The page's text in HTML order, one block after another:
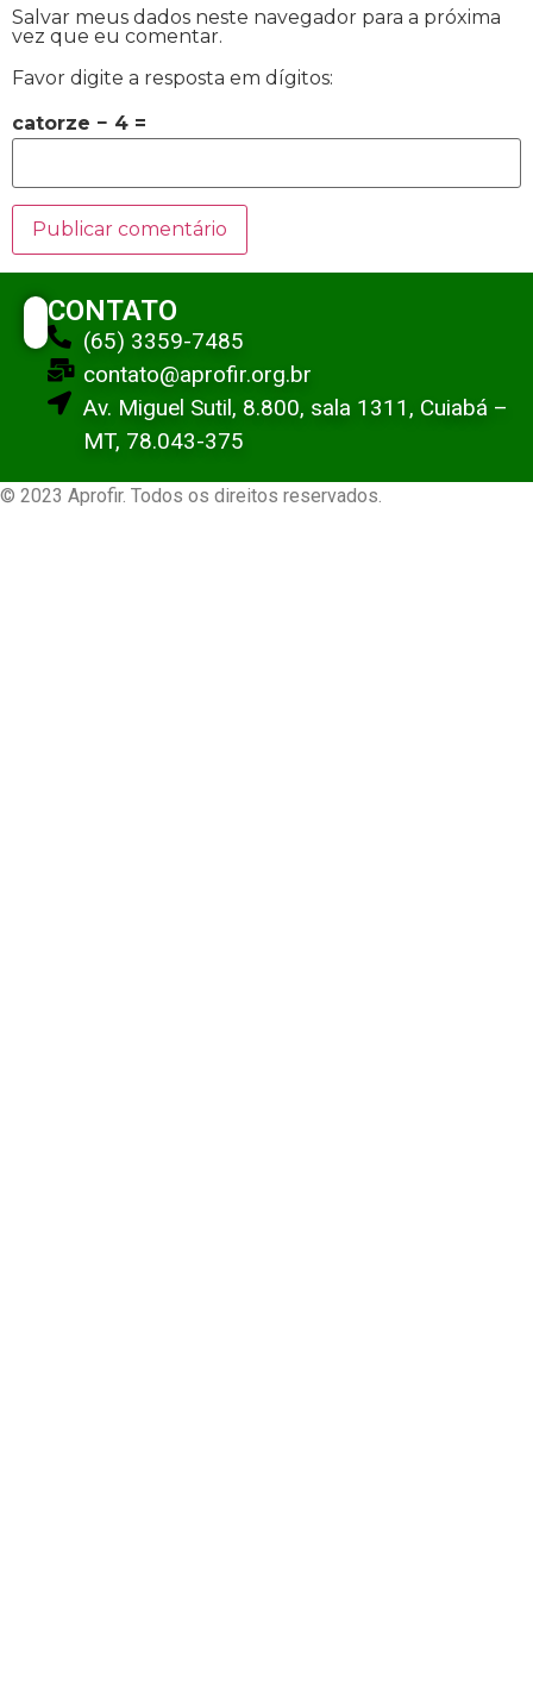
Salvar meus dados neste navegador para a próxima
vez que eu comentar.
Favor digite a resposta em dígitos:
catorze − 4 =
CONTATO
(65) 3359-7485
contato@aprofir.org.br
Av. Miguel Sutil, 8.800, sala 1311, Cuiabá –
MT, 78.043-375
© 2023 Aprofir. Todos os direitos reservados.